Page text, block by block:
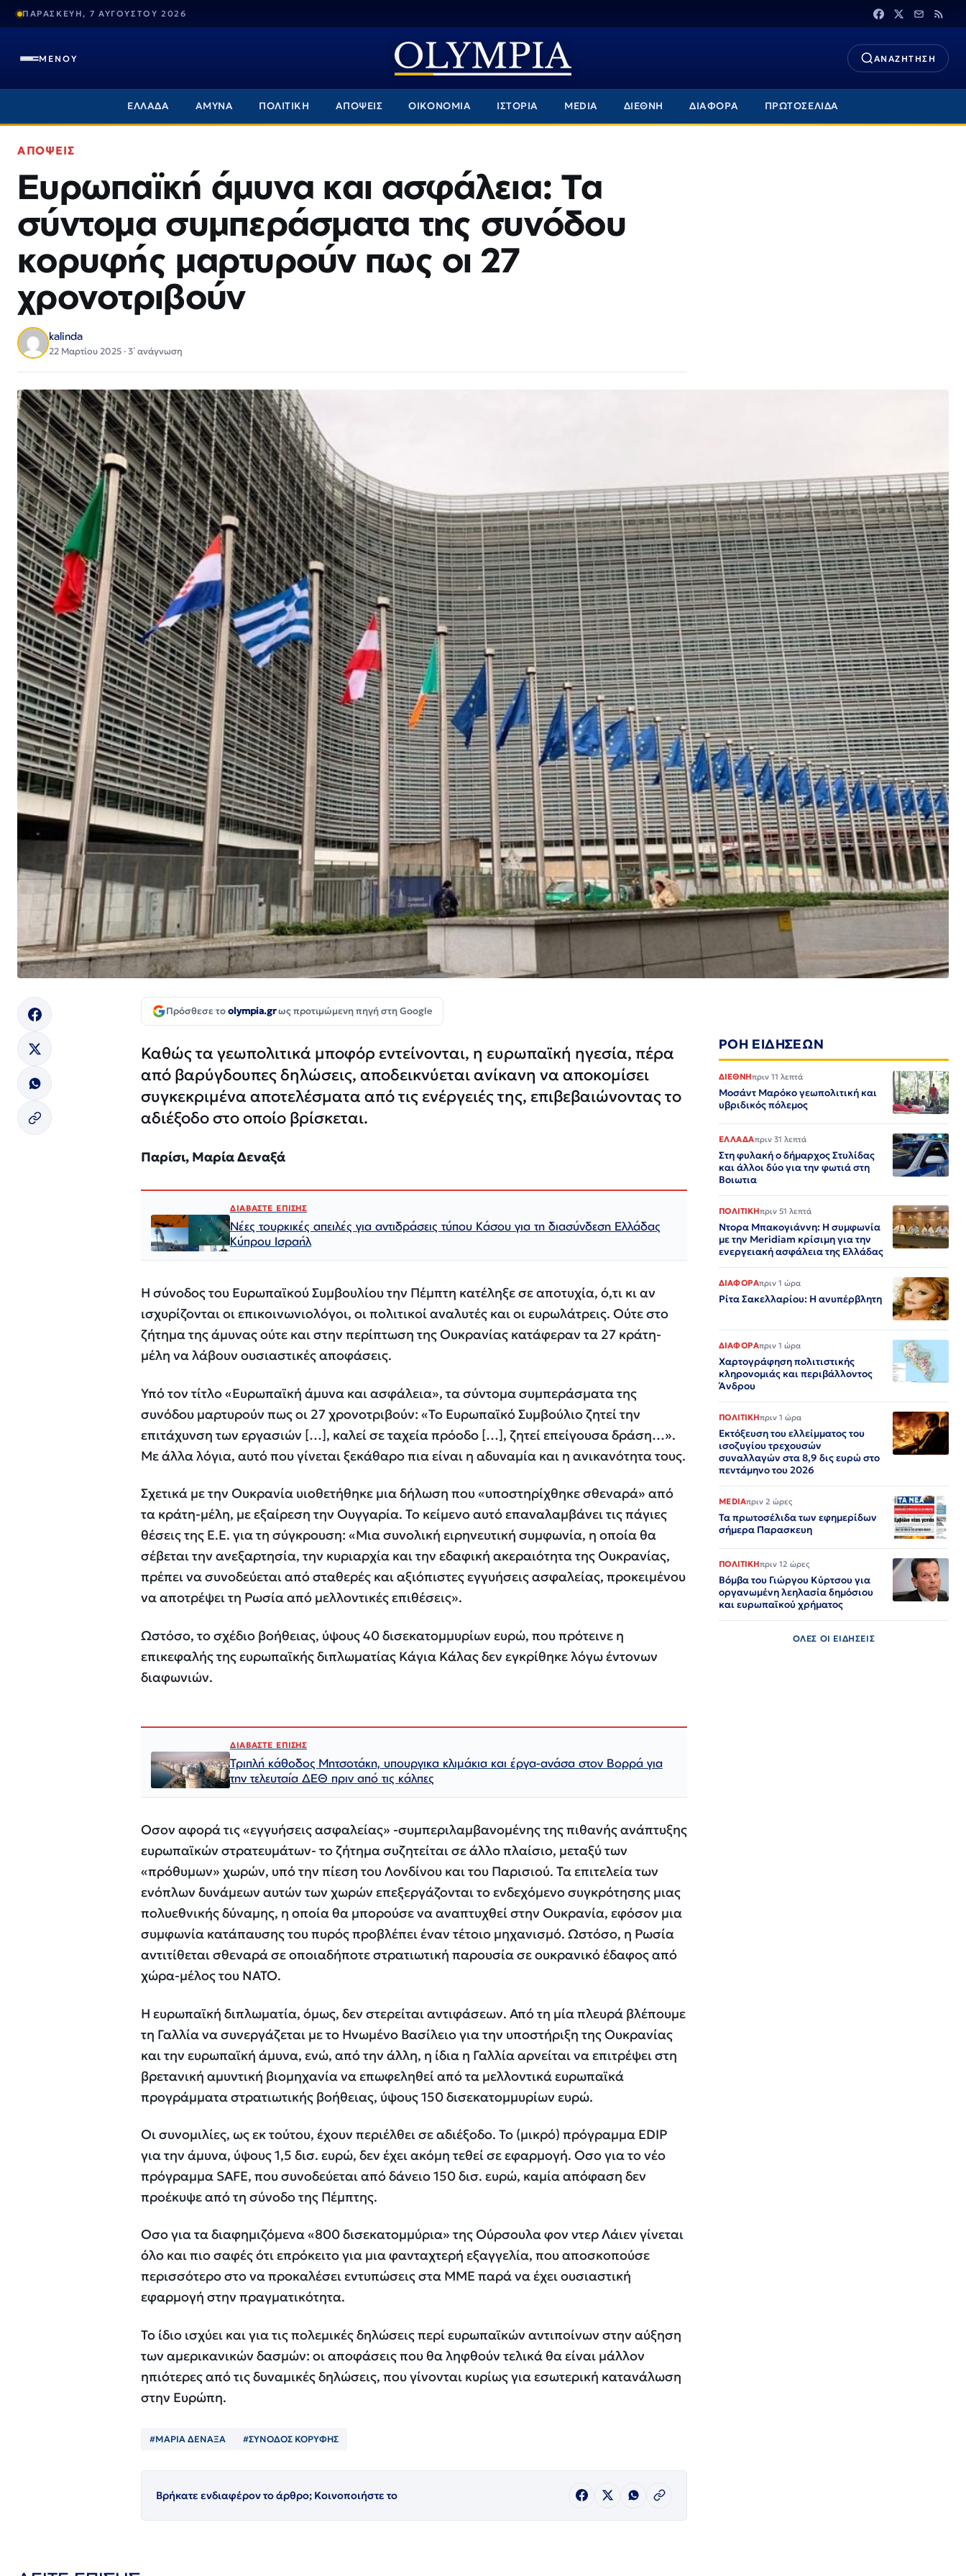
ΠΑΡΑΣΚΕΥΗ, 7 ΑΥΓΟΥΣΤΟΥ 2026
ΜΕΝΟΥ ΑΝΑΖΗΤΗΣΗ
ΕΛΛΑΔΑ ΑΜΥΝΑ ΠΟΛΙΤΙΚΗ ΑΠΟΨΕΙΣ ΟΙΚΟΝΟΜΙΑ ΙΣΤΟΡΙΑ MEDIA ΔΙΕΘΝΗ ΔΙΑΦΟΡΑ ΠΡΩΤΟΣΕΛΙΔΑ
ΑΠΟΨΕΙΣ
Ευρωπαϊκή άμυνα και ασφάλεια: Τα
σύντομα συμπεράσματα της συνόδου
κορυφής μαρτυρούν πως οι 27
χρονοτριβούν
kalinda
22 Μαρτίου 2025 · 3΄ ανάγνωση
Πρόσθεσε τοolympia.grως προτιμώμενη πηγή στη Google
Καθώς τα γεωπολιτικά μποφόρ εντείνονται, η ευρωπαϊκή ηγεσία, πέρα
από βαρύγδουπες δηλώσεις, αποδεικνύεται ανίκανη να αποκομίσει
συγκεκριμένα αποτελέσματα από τις ενέργειές της, επιβεβαιώνοντας το
αδιέξοδο στο οποίο βρίσκεται.
Παρίσι, Μαρία Δεναξά
ΔΙΑΒΑΣΤΕ ΕΠΙΣΗΣ
Νέες τουρκικές απειλές για αντιδράσεις τύπου Κάσου για τη διασύνδεση Ελλάδας
Κύπρου Ισραήλ
Η σύνοδος του Ευρωπαϊκού Συμβουλίου την Πέμπτη κατέληξε σε αποτυχία, ό,τι κι αν
ισχυρίζονται οι επικοινωνιολόγοι, οι πολιτικοί αναλυτές και οι ευρωλάτρεις. Ούτε στο
ζήτημα της άμυνας ούτε και στην περίπτωση της Ουκρανίας κατάφεραν τα 27 κράτη-
μέλη να λάβουν ουσιαστικές αποφάσεις.
Υπό τον τίτλο «Ευρωπαϊκή άμυνα και ασφάλεια», τα σύντομα συμπεράσματα της
συνόδου μαρτυρούν πως οι 27 χρονοτριβούν: «Το Ευρωπαϊκό Συμβούλιο ζητεί την
επιτάχυνση των εργασιών […], καλεί σε ταχεία πρόοδο […], ζητεί επείγουσα δράση…».
Με άλλα λόγια, αυτό που γίνεται ξεκάθαρο πια είναι η αδυναμία και η ανικανότητα τους.
Σχετικά με την Ουκρανία υιοθετήθηκε μια δήλωση που «υποστηρίχθηκε σθεναρά» από
τα κράτη-μέλη, με εξαίρεση την Ουγγαρία. Το κείμενο αυτό επαναλαμβάνει τις πάγιες
θέσεις της Ε.Ε. για τη σύγκρουση: «Μια συνολική ειρηνευτική συμφωνία, η οποία θα
σέβεται την ανεξαρτησία, την κυριαρχία και την εδαφική ακεραιότητα της Ουκρανίας,
πρέπει να συνοδεύεται από σταθερές και αξιόπιστες εγγυήσεις ασφαλείας, προκειμένου
να αποτρέψει τη Ρωσία από μελλοντικές επιθέσεις».
Ωστόσο, το σχέδιο βοήθειας, ύψους 40 δισεκατομμυρίων ευρώ, που πρότεινε η
επικεφαλής της ευρωπαϊκής διπλωματίας Κάγια Κάλας δεν εγκρίθηκε λόγω έντονων
διαφωνιών.
ΔΙΑΒΑΣΤΕ ΕΠΙΣΗΣ
Τριπλή κάθοδος Μητσοτάκη, υπουργικα κλιμάκια και έργα-ανάσα στον Βορρά για
την τελευταία ΔΕΘ πριν από τις κάλπες
Οσον αφορά τις «εγγυήσεις ασφαλείας» -συμπεριλαμβανομένης της πιθανής ανάπτυξης
ευρωπαϊκών στρατευμάτων- το ζήτημα συζητείται σε άλλο πλαίσιο, μεταξύ των
«πρόθυμων» χωρών, υπό την πίεση του Λονδίνου και του Παρισιού. Τα επιτελεία των
ενόπλων δυνάμεων αυτών των χωρών επεξεργάζονται το ενδεχόμενο συγκρότησης μιας
πολυεθνικής δύναμης, η οποία θα μπορούσε να αναπτυχθεί στην Ουκρανία, εφόσον μια
συμφωνία κατάπαυσης του πυρός προβλέπει έναν τέτοιο μηχανισμό. Ωστόσο, η Ρωσία
αντιτίθεται σθεναρά σε οποιαδήποτε στρατιωτική παρουσία σε ουκρανικό έδαφος από
χώρα-μέλος του ΝΑΤΟ.
Η ευρωπαϊκή διπλωματία, όμως, δεν στερείται αντιφάσεων. Από τη μία πλευρά βλέπουμε
τη Γαλλία να συνεργάζεται με το Ηνωμένο Βασίλειο για την υποστήριξη της Ουκρανίας
και την ευρωπαϊκή άμυνα, ενώ, από την άλλη, η ίδια η Γαλλία αρνείται να επιτρέψει στη
βρετανική αμυντική βιομηχανία να επωφεληθεί από τα μελλοντικά ευρωπαϊκά
προγράμματα στρατιωτικής βοήθειας, ύψους 150 δισεκατομμυρίων ευρώ.
Οι συνομιλίες, ως εκ τούτου, έχουν περιέλθει σε αδιέξοδο. Το (μικρό) πρόγραμμα EDIP
για την άμυνα, ύψους 1,5 δισ. ευρώ, δεν έχει ακόμη τεθεί σε εφαρμογή. Οσο για το νέο
πρόγραμμα SAFE, που συνοδεύεται από δάνειο 150 δισ. ευρώ, καμία απόφαση δεν
προέκυψε από τη σύνοδο της Πέμπτης.
Οσο για τα διαφημιζόμενα «800 δισεκατομμύρια» της Ούρσουλα φον ντερ Λάιεν γίνεται
όλο και πιο σαφές ότι επρόκειτο για μια φανταχτερή εξαγγελία, που αποσκοπούσε
περισσότερο στο να προκαλέσει εντυπώσεις στα ΜΜΕ παρά να έχει ουσιαστική
εφαρμογή στην πραγματικότητα.
Το ίδιο ισχύει και για τις πολεμικές δηλώσεις περί ευρωπαϊκών αντιποίνων στην αύξηση
των αμερικανικών δασμών: οι αποφάσεις που θα ληφθούν τελικά θα είναι μάλλον
ηπιότερες από τις δυναμικές δηλώσεις, που γίνονται κυρίως για εσωτερική κατανάλωση
στην Ευρώπη.
#ΜΑΡΙΑ ΔΕΝΑΞΑ #ΣΥΝΟΔΟΣ ΚΟΡΥΦΗΣ
Βρήκατε ενδιαφέρον το άρθρο; Κοινοποιήστε το
ΡΟΗ ΕΙΔΗΣΕΩΝ
ΔΙΕΘΝΗπριν 11 λεπτά
Μοσάντ Μαρόκο γεωπολιτική και
υβριδικός πόλεμος
ΕΛΛΑΔΑπριν 31 λεπτά
Στη φυλακή ο δήμαρχος Στυλίδας
και άλλοι δύο για την φωτιά στη
Βοιωτια
ΠΟΛΙΤΙΚΗπριν 51 λεπτά
Ντορα Μπακογιάννη: Η συμφωνία
με την Meridiam κρίσιμη για την
ενεργειακή ασφάλεια της Ελλάδας
ΔΙΑΦΟΡΑπριν 1 ώρα
Ρίτα Σακελλαρίου: Η ανυπέρβλητη
ΔΙΑΦΟΡΑπριν 1 ώρα
Χαρτογράφηση πολιτιστικής
κληρονομιάς και περιβάλλοντος
Άνδρου
ΠΟΛΙΤΙΚΗπριν 1 ώρα
Εκτόξευση του ελλείμματος του
ισοζυγίου τρεχουσών
συναλλαγών στα 8,9 δις ευρώ στο
πεντάμηνο του 2026
MEDIAπριν 2 ώρες
Τα πρωτοσέλιδα των εφημερίδων
σήμερα Παρασκευη
ΠΟΛΙΤΙΚΗπριν 12 ώρες
Βόμβα του Γιώργου Κύρτσου για
οργανωμένη λεηλασία δημόσιου
και ευρωπαϊκού χρήματος
ΟΛΕΣ ΟΙ ΕΙΔΗΣΕΙΣ